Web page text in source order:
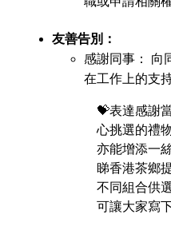
友善告別：
感謝同事：
向
在工作上的支
💝表達感謝
心挑選的禮
亦能增添一
睇香港茶鄉
不同組合供
可讓大家寫